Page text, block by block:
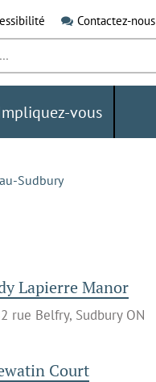
Contactez-nous
vous
Sudbury
Lapierre Manor
rue Belfry, Sudbury ON
Court